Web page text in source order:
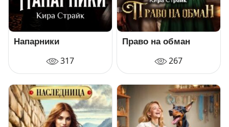
Напарники
317
Право на обман
267